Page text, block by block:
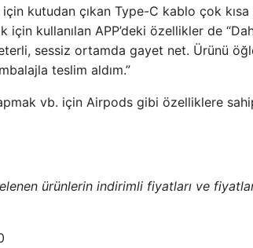
kutudan çıkan Type-C kablo çok
kullanılan APP’deki özellikler de
sessiz ortamda gayet net. Ürünü
teslim aldım.”
vb. için Airpods gibi özelliklere
ürünlerin indirimli fiyatları ve